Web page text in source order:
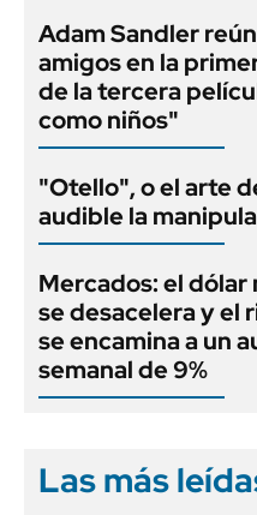
Adam Sandler
amigos en la
de la tercera
como niños"
"Otello", o el arte
audible la
Mercados: el dólar
se desacelera y el
se encamina a un
semanal de 9%
Las más